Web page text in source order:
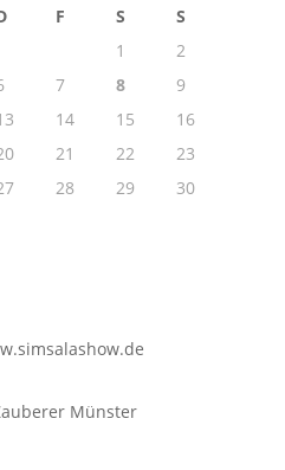
F S
S
1
2
7 8
9
14 15
16
21 22
23
28 29
30
Münster